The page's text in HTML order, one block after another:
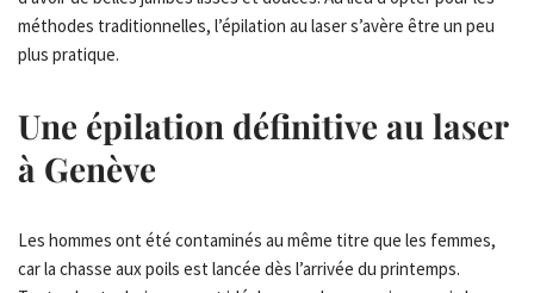
méthodes traditionnelles, l’épilation au laser s’avère être un peu
plus pratique.
Une épilation définitive au laser
à Genève
Les hommes ont été contaminés au même titre que les femmes,
car la chasse aux poils est lancée dès l’arrivée du printemps.